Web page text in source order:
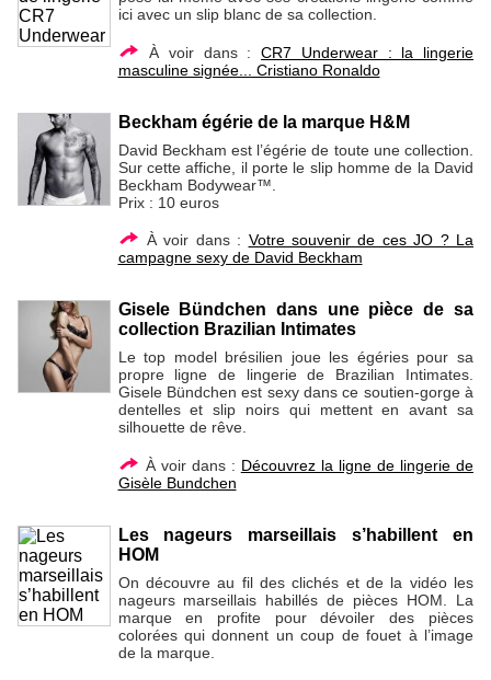
ici avec un slip blanc de sa collection.
À voir dans :CR7 Underwear : la lingerie
masculine signée... Cristiano Ronaldo
Beckham égérie de la marque H&M
David Beckham est l’égérie de toute une collection.
Sur cette affiche, il porte le slip homme de la David
Beckham Bodywear™.
Prix : 10 euros
À voir dans : Votre souvenir de ces JO ? La
campagne sexy de David Beckham
Gisele Bündchen dans une pièce de sa
collection Brazilian Intimates
Le top model brésilien joue les égéries pour sa
propre ligne de lingerie de Brazilian Intimates.
Gisele Bündchen est sexy dans ce soutien-gorge à
dentelles et slip noirs qui mettent en avant sa
silhouette de rêve.
À voir dans : Découvrez la ligne de lingerie de
Gisèle Bundchen
Les nageurs marseillais s’habillent en
HOM
On découvre au fil des clichés et de la vidéo les
nageurs marseillais habillés de pièces HOM. La
marque en profite pour dévoiler des pièces
colorées qui donnent un coup de fouet à l’image
de la marque.